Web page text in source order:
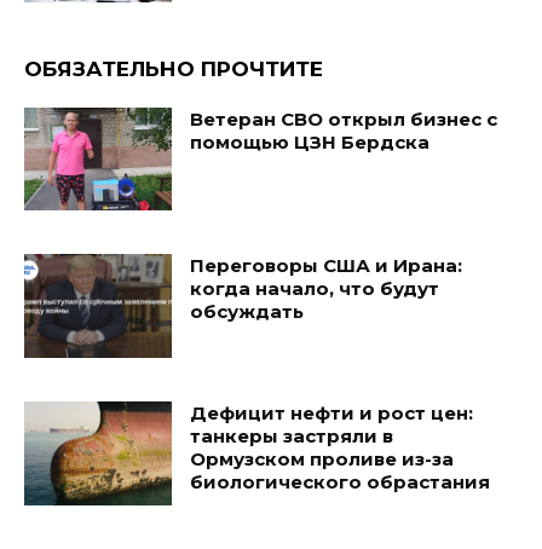
ОБЯЗАТЕЛЬНО ПРОЧТИТЕ
Ветеран СВО открыл бизнес с
помощью ЦЗН Бердска
Переговоры США и Ирана:
когда начало, что будут
обсуждать
Дефицит нефти и рост цен:
танкеры застряли в
Ормузском проливе из-за
биологического обрастания